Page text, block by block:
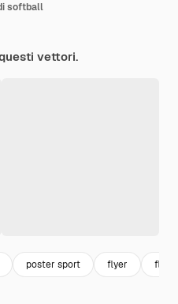
softball
vettori.
poster sport flyer flyer